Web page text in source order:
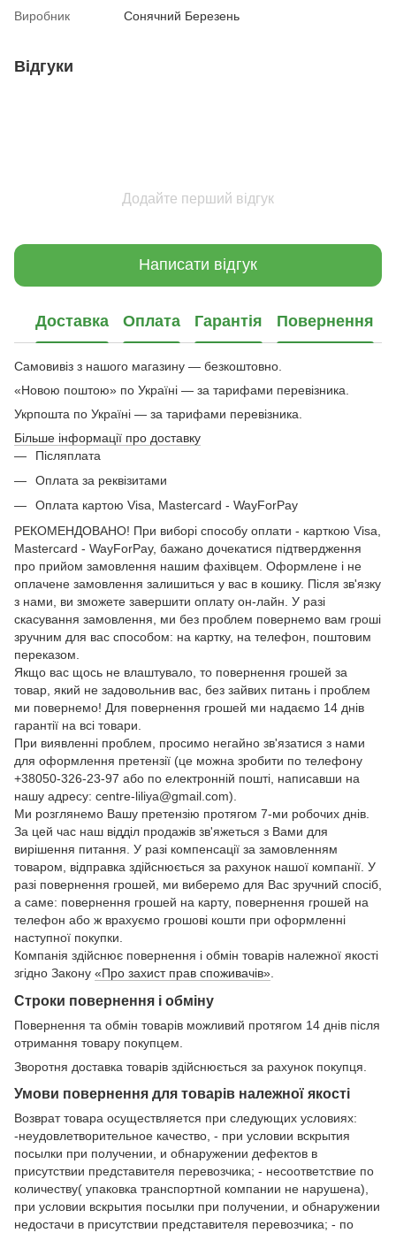
Виробник Сонячний Березень
Відгуки
Додайте перший відгук
Написати відгук
Доставка Оплата Гарантія Повернення
Самовивіз з нашого магазину — безкоштовно.
«Новою поштою» по Україні — за тарифами перевізника.
Укрпошта по Україні — за тарифами перевізника.
Більше інформації про доставку
Післяплата
Оплата за реквізитами
Оплата картою Visa, Mastercard - WayForPay
РЕКОМЕНДОВАНО! При виборі способу оплати - карткою Visa,
Mastercard - WayForPay, бажано дочекатися підтвердження
про прийом замовлення нашим фахівцем. Оформлене і не
оплачене замовлення залишиться у вас в кошику. Після зв'язку
з нами, ви зможете завершити оплату он-лайн. У разі
скасування замовлення, ми без проблем повернемо вам гроші
зручним для вас способом: на картку, на телефон, поштовим
переказом.
Якщо вас щось не влаштувало, то повернення грошей за
товар, який не задовольнив вас, без зайвих питань і проблем
ми повернемо! Для повернення грошей ми надаємо 14 днів
гарантії на всі товари.
При виявленні проблем, просимо негайно зв'язатися з нами
для оформлення претензії (це можна зробити по телефону
+38050-326-23-97 або по електронній пошті, написавши на
нашу адресу: centre-liliya@gmail.com).
Ми розглянемо Вашу претензію протягом 7-ми робочих днів.
За цей час наш відділ продажів зв'яжеться з Вами для
вирішення питання. У разі компенсації за замовленням
товаром, відправка здійснюється за рахунок нашої компанії. У
разі повернення грошей, ми виберемо для Вас зручний спосіб,
а саме: повернення грошей на карту, повернення грошей на
телефон або ж врахуємо грошові кошти при оформленні
наступної покупки.
Компанія здійснює повернення і обмін товарів належної якості
згідно Закону «Про захист прав споживачів»
Строки повернення і обміну
Повернення та обмін товарів можливий протягом 14 днів після
отримання товару покупцем.
Зворотня доставка товарів здійснюється за рахунок покупця.
Умови повернення для товарів належної якості
Возврат товара осуществляется при следующих условиях:
-неудовлетворительное качество, - при условии вскрытия
посылки при получении, и обнаружении дефектов в
присутствии представителя перевозчика; - несоответствие по
количеству( упаковка транспортной компании не нарушена),
при условии вскрытия посылки при получении, и обнаружении
недостачи в присутствии представителя перевозчика; - по